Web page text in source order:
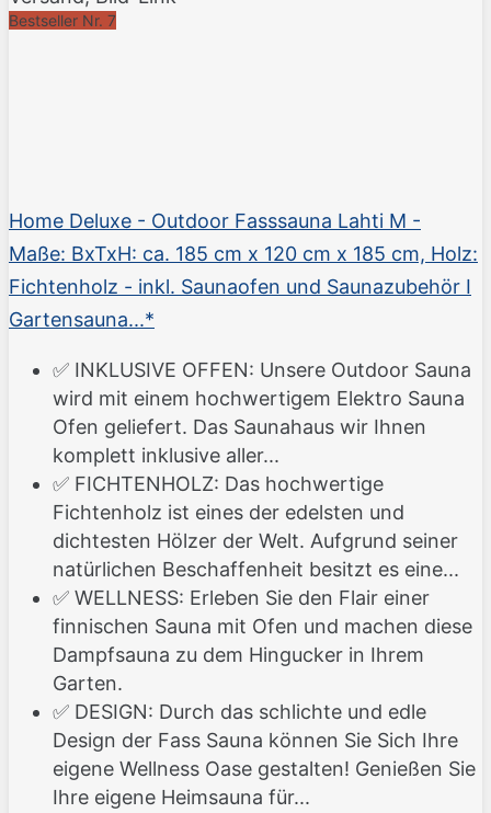
Bestseller Nr. 7
Home Deluxe - Outdoor Fasssauna Lahti M -
Maße: BxTxH: ca. 185 cm x 120 cm x 185 cm, Holz:
Fichtenholz - inkl. Saunaofen und Saunazubehör I
Gartensauna...*
✅ INKLUSIVE OFFEN: Unsere Outdoor Sauna
wird mit einem hochwertigem Elektro Sauna
Ofen geliefert. Das Saunahaus wir Ihnen
komplett inklusive aller...
✅ FICHTENHOLZ: Das hochwertige
Fichtenholz ist eines der edelsten und
dichtesten Hölzer der Welt. Aufgrund seiner
natürlichen Beschaffenheit besitzt es eine...
✅ WELLNESS: Erleben Sie den Flair einer
finnischen Sauna mit Ofen und machen diese
Dampfsauna zu dem Hingucker in Ihrem
Garten.
✅ DESIGN: Durch das schlichte und edle
Design der Fass Sauna können Sie Sich Ihre
eigene Wellness Oase gestalten! Genießen Sie
Ihre eigene Heimsauna für...